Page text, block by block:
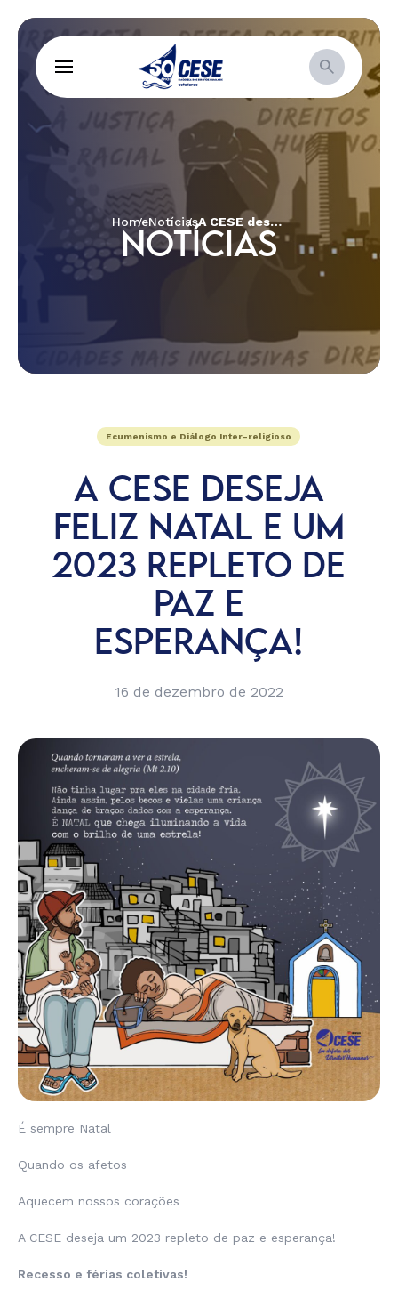
HomeNotícias A CESE deseja Feliz Natal e um 2023 repleto de paz e esperança!
NOTÍCIAS
Ecumenismo e Diálogo Inter-religioso
A CESE DESEJA
FELIZ NATAL E UM
2023 REPLETO DE
PAZ E
ESPERANÇA!
16 de dezembro de 2022
É sempre Natal
Quando os afetos
Aquecem nossos corações
A CESE deseja um 2023 repleto de paz e esperança!
Recesso e férias coletivas!